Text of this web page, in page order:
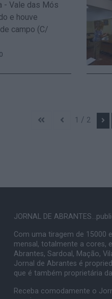
- Vale das Mós
e houve
campo (C/
1 / 2
JORNAL DE
Com uma tiragem de 15000
mensal, totalmente a cores,
Abrantes, Sardoal, Mação,
Jornal de Abrantes é
que é também proprietária
Receba comodamente o